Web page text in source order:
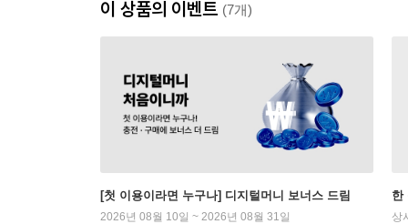
이 상품의 이벤트 (7개)
[첫 이용이라면 누구나] 디지털머니 보너스 드림
2026년 08월 10일 ~ 2026년 08월 31일
한
상